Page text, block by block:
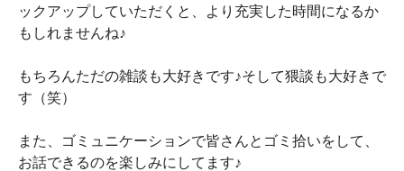
ックアップしていただくと、より充実した時間になるか
もしれませんね♪
もちろんただの雑談も大好きです♪そして猥談も大好きで
す（笑）
また、ゴミュニケーションで皆さんとゴミ拾いをして、
お話できるのを楽しみにしてます♪